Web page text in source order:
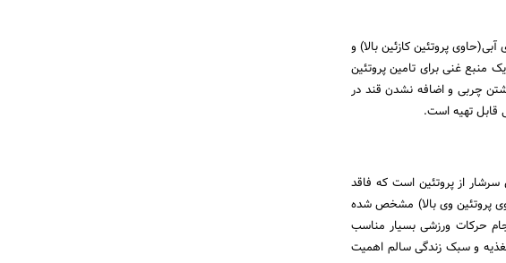
پروتئین کازئین بالا) و
اند. این محصول با دارا بودن 40 گرم پروتئین یک منبع غنی برای تامین پروتئین
چربی و اضافه نشدن قند در
قابل تهیه است.
از پروتئین است که فاقد
پروتئین وی بالا) مشخص شده
حرکات ورزشی بسیار مناسب
که به تغذیه و سبک زندگی سالم اهمیت